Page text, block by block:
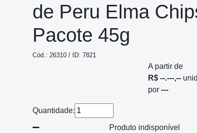
de Peru Elma
Pacote 45g
Cód.: 26310 / ID: 7821
A partir de
R$ --.---,--
por ---
Quantidade:
Produto indisponível